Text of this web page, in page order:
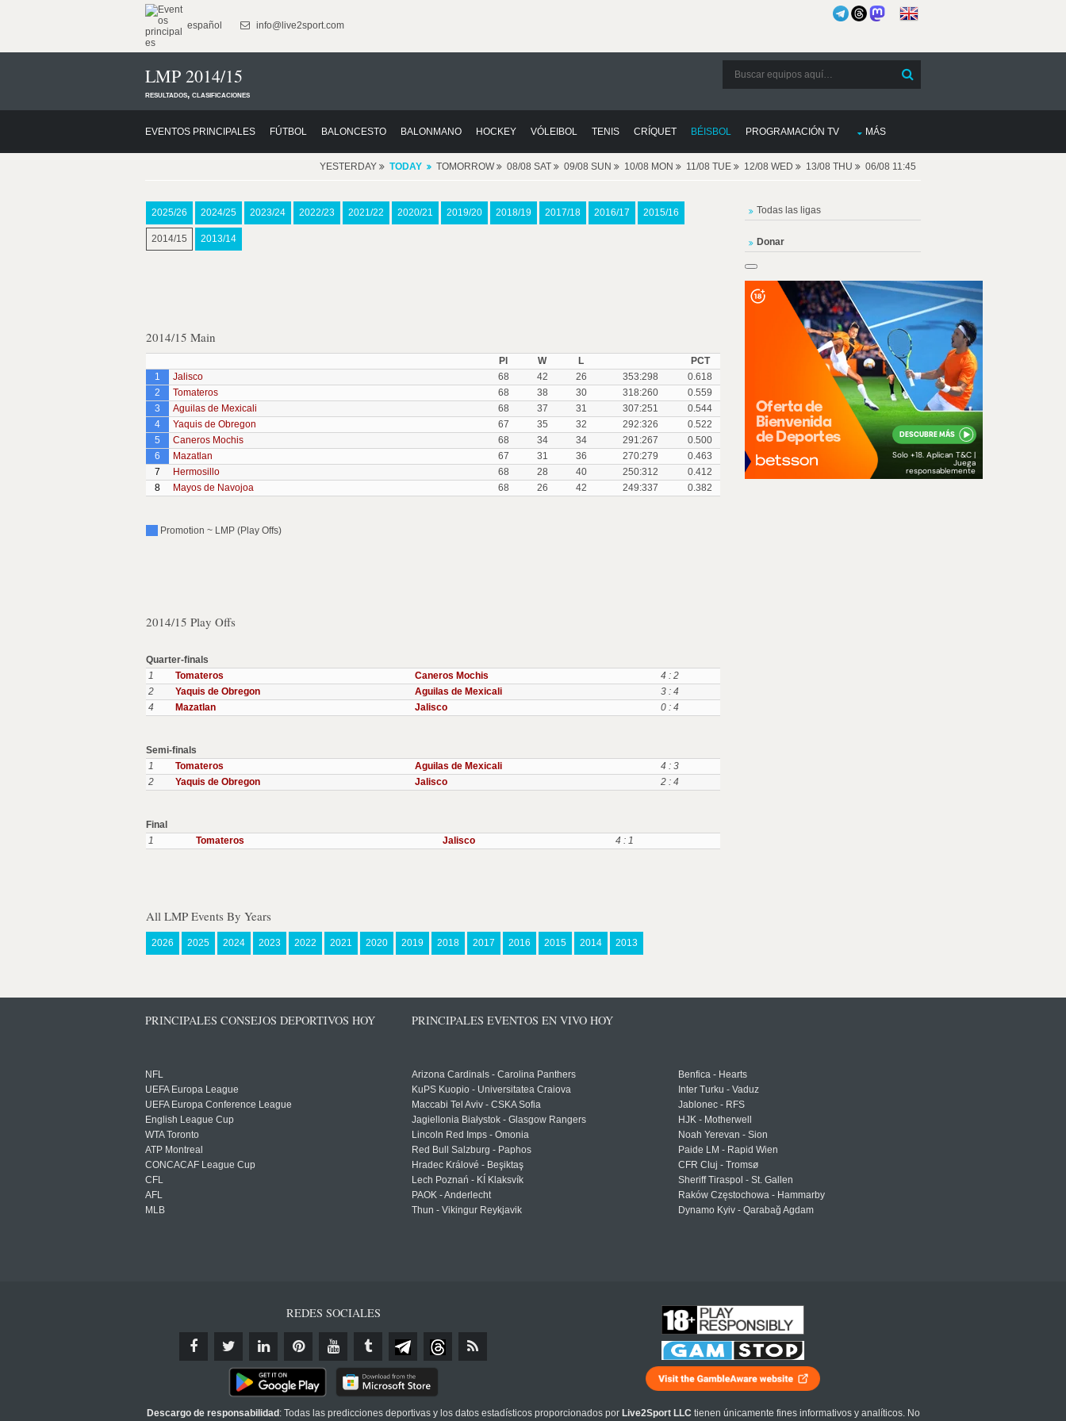
español info@live2sport.com
LMP 2014/15
resultados, clasificaciones
EVENTOS PRINCIPALES FÚTBOL BALONCESTO BALONMANO HOCKEY VÓLEIBOL TENIS CRÍQUET BÉISBOL PROGRAMACIÓN TV MÁS
YESTERDAY TODAY TOMORROW 08/08 SAT 09/08 SUN 10/08 MON 11/08 TUE 12/08 WED 13/08 THU 06/08 11:45
2025/26 2024/25 2023/24 2022/23 2021/22 2020/21 2019/20 2018/19 2017/18 2016/17 2015/16
2014/15 2013/14
2014/15 Main
Pl W L
PCT
1
Jalisco 68 42 26 353:298
0.618
2
Tomateros 68 38 30 318:260
0.559
3
Aguilas de Mexicali 68 37 31 307:251
0.544
4
Yaquis de Obregon 67 35 32 292:326
0.522
5
Caneros Mochis 68 34 34 291:267
0.500
6
Mazatlan 67 31 36 270:279
0.463
7
Hermosillo 68 28 40 250:312
0.412
8
Mayos de Navojoa 68 26 42 249:337 0.382
Promotion ~ LMP (Play Offs)
2014/15 Play Offs
Quarter-finals
1
Tomateros Caneros Mochis
4 : 2
2
Yaquis de Obregon Aguilas de Mexicali
3 : 4
4
Mazatlan Jalisco 0 : 4
Semi-finals
1
Tomateros Aguilas de Mexicali
4 : 3
2
Yaquis de Obregon Jalisco 2 : 4
Final
1
Tomateros Jalisco 4 : 1
All LMP Events By Years
2026 2025 2024 2023 2022 2021 2020 2019 2018 2017 2016 2015 2014 2013
Todas las ligas
Donar
PRINCIPALES CONSEJOS DEPORTIVOS HOY
NFL
UEFA Europa League
UEFA Europa Conference League
English League Cup
WTA Toronto
ATP Montreal
CONCACAF League Cup
CFL
AFL
MLB
PRINCIPALES EVENTOS EN VIVO HOY
Arizona Cardinals - Carolina Panthers
KuPS Kuopio - Universitatea Craiova
Maccabi Tel Aviv - CSKA Sofia
Jagiellonia Białystok - Glasgow Rangers
Lincoln Red Imps - Omonia
Red Bull Salzburg - Paphos
Hradec Králové - Beşiktaş
Lech Poznań - KÍ Klaksvík
PAOK - Anderlecht
Thun - Vikingur Reykjavik
Benfica - Hearts
Inter Turku - Vaduz
Jablonec - RFS
HJK - Motherwell
Noah Yerevan - Sion
Paide LM - Rapid Wien
CFR Cluj - Tromsø
Sheriff Tiraspol - St. Gallen
Raków Częstochowa - Hammarby
Dynamo Kyiv - Qarabağ Agdam
REDES SOCIALES
Descargo de responsabilidad : Todas las predicciones deportivas y los datos estadísticos proporcionados por Live2Sport LLC tienen únicamente fines informativos y analíticos. No